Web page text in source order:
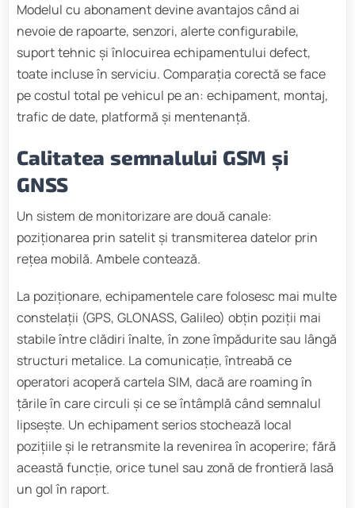
Modelul cu abonament devine avantajos când ai
nevoie de rapoarte, senzori, alerte configurabile,
suport tehnic și înlocuirea echipamentului defect,
toate incluse în serviciu. Comparația corectă se face
pe costul total pe vehicul pe an: echipament, montaj,
trafic de date, platformă și mentenanță.
Calitatea semnalului GSM și
GNSS
Un sistem de monitorizare are două canale:
poziționarea prin satelit și transmiterea datelor prin
rețea mobilă. Ambele contează.
La poziționare, echipamentele care folosesc mai multe
constelații (GPS, GLONASS, Galileo) obțin poziții mai
stabile între clădiri înalte, în zone împădurite sau lângă
structuri metalice. La comunicație, întreabă ce
operatori acoperă cartela SIM, dacă are roaming în
țările în care circuli și ce se întâmplă când semnalul
lipsește. Un echipament serios stochează local
pozițiile și le retransmite la revenirea în acoperire; fără
această funcție, orice tunel sau zonă de frontieră lasă
un gol în raport.